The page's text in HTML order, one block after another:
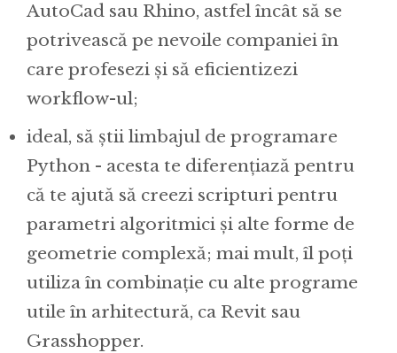
AutoCad sau Rhino, astfel încât să se
potrivească pe nevoile companiei în
care profesezi și să eficientizezi
workflow-ul;
ideal, să știi limbajul de programare
Python - acesta te diferențiază pentru
că te ajută să creezi scripturi pentru
parametri algoritmici și alte forme de
geometrie complexă; mai mult, îl poți
utiliza în combinație cu alte programe
utile în arhitectură, ca Revit sau
Grasshopper.